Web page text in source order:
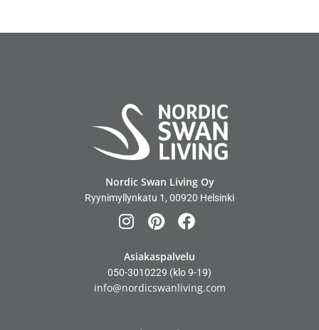
Nordic Swan Living Oy
Ryynimyllynkatu 1, 00920 Helsinki
Asiakaspalvelu
050-3010229 (klo 9-19)
info@nordicswanliving.com